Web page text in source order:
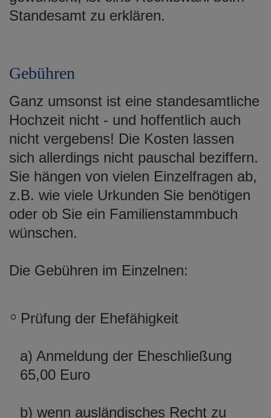
Standesamt zu erklären.
Gebühren
Ganz umsonst ist eine standesamtliche
Hochzeit nicht - und hoffentlich auch
nicht vergebens! Die Kosten lassen
sich allerdings nicht pauschal beziffern.
Sie hängen von vielen Einzelfragen ab,
z.B. wie viele Urkunden Sie benötigen
oder ob Sie ein Familienstammbuch
wünschen.
Die Gebühren im Einzelnen:
Prüfung der Ehefähigkeit
a) Anmeldung der Eheschließung
65,00 Euro
b) wenn ausländisches Recht zu